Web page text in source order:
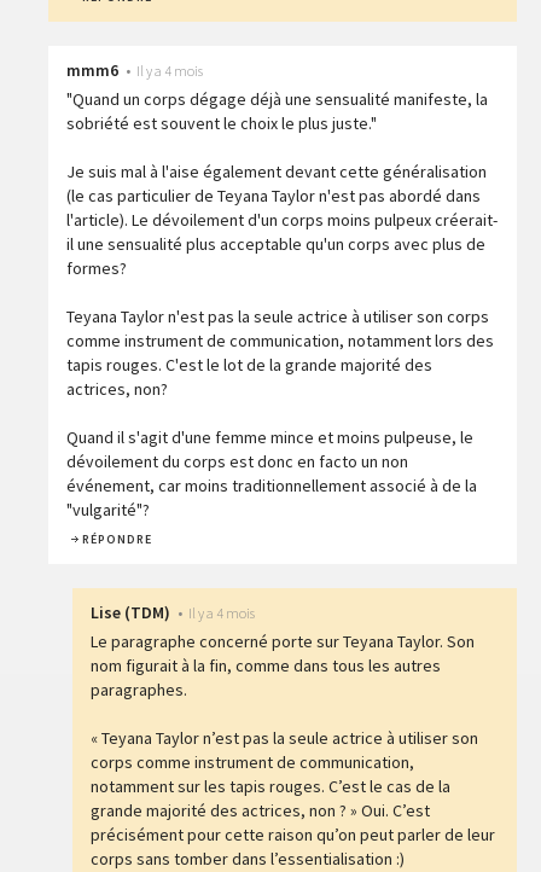
mmm6 • Il y a 4 mois
"Quand un corps dégage déjà une sensualité manifeste, la
sobriété est souvent le choix le plus juste."
Je suis mal à l'aise également devant cette généralisation
(le cas particulier de Teyana Taylor n'est pas abordé dans
l'article). Le dévoilement d'un corps moins pulpeux créerait-
il une sensualité plus acceptable qu'un corps avec plus de
formes?
Teyana Taylor n'est pas la seule actrice à utiliser son corps
comme instrument de communication, notamment lors des
tapis rouges. C'est le lot de la grande majorité des
actrices, non?
Quand il s'agit d'une femme mince et moins pulpeuse, le
dévoilement du corps est donc en facto un non
événement, car moins traditionnellement associé à de la
"vulgarité"?
RÉPONDRE
Lise (TDM) • Il y a 4 mois
Le paragraphe concerné porte sur Teyana Taylor. Son
nom figurait à la fin, comme dans tous les autres
paragraphes.
« Teyana Taylor n’est pas la seule actrice à utiliser son
corps comme instrument de communication,
notamment sur les tapis rouges. C’est le cas de la
grande majorité des actrices, non ? » Oui. C’est
précisément pour cette raison qu’on peut parler de leur
corps sans tomber dans l’essentialisation :)